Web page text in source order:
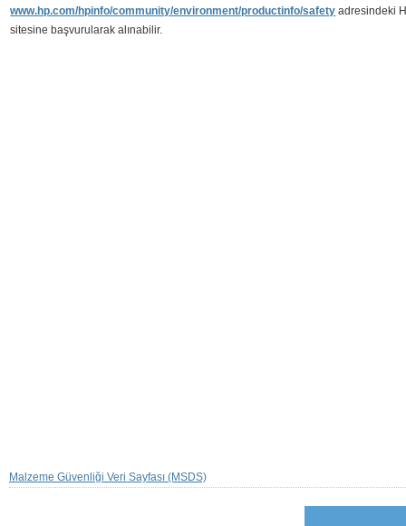
www.hp.com/hpinfo/community/environment/productinfo/safety adresindeki
sitesine başvurularak alınabilir.
Malzeme Güvenliği Veri Sayfası (MSDS)